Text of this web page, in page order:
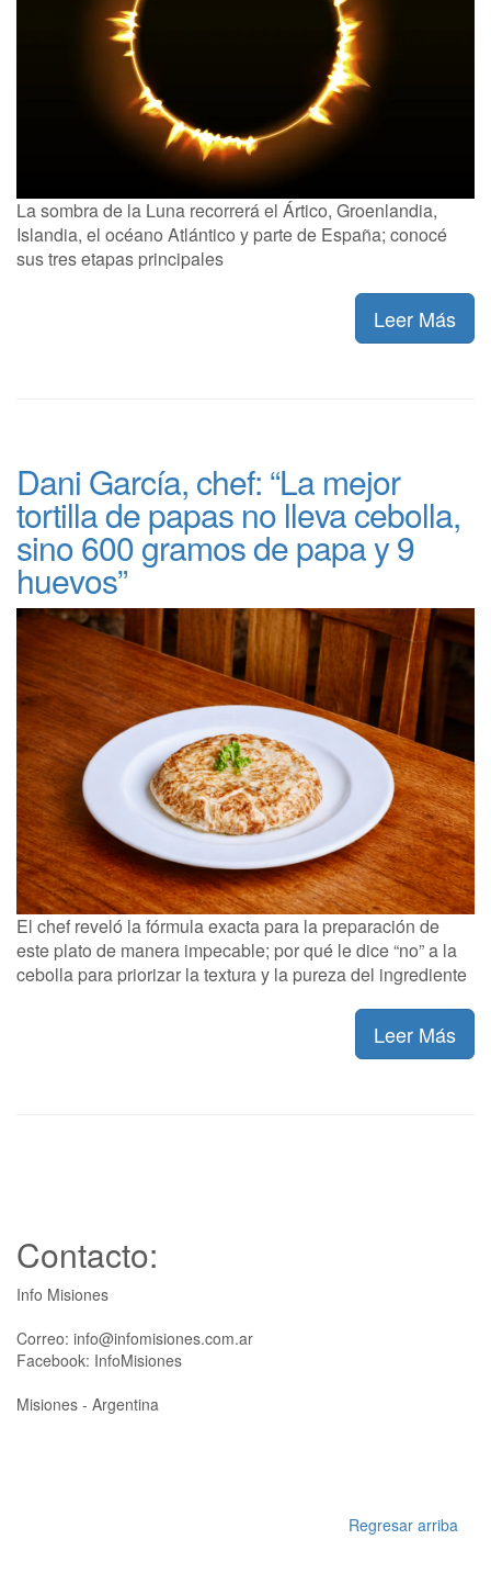
La sombra de la Luna recorrerá el Ártico, Groenlandia,
Islandia, el océano Atlántico y parte de España; conocé
sus tres etapas principales
Leer Más
Dani García, chef: “La mejor
tortilla de papas no lleva cebolla,
sino 600 gramos de papa y 9
huevos”
El chef reveló la fórmula exacta para la preparación de
este plato de manera impecable; por qué le dice “no” a la
cebolla para priorizar la textura y la pureza del ingrediente
Leer Más
Contacto:
Info Misiones
Correo: info@infomisiones.com.ar
Facebook: InfoMisiones
Misiones - Argentina
Regresar arriba